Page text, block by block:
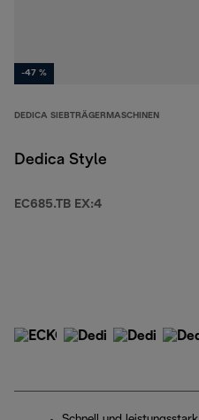
-47 %
DEDICA SIEBTRÄGERMASCHINEN
Dedica Style
EC685.TB EX:4